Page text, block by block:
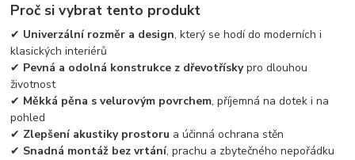
Proč si vybrat tento produkt
✔ Univerzální rozměr a design, který se hodí do moderních i
klasických interiérů
✔ Pevná a odolná konstrukce z dřevotřískypro dlouhou
životnost
✔ Měkká pěna s velurovým povrchem, příjemná na dotek i na
pohled
✔ Zlepšení akustiky prostoru a účinná ochrana stěn
✔ Snadná montáž bez vrtání, prachu a zbytečného nepořádku